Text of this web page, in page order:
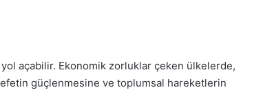
açabilir. Ekonomik zorluklar çeken ülkelerde,
güçlenmesine ve toplumsal hareketlerin